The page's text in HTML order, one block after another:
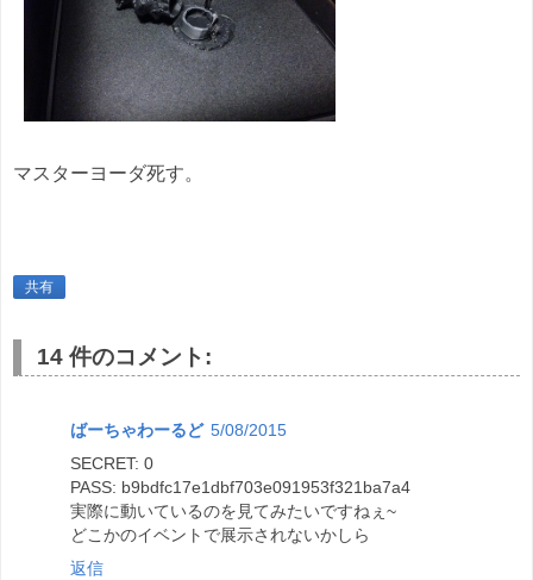
マスターヨーダ死す。
共有
14 件のコメント:
ばーちゃわーるど 5/08/2015
SECRET: 0
PASS: b9bdfc17e1dbf703e091953f321ba7a4
実際に動いているのを見てみたいですねぇ~
どこかのイベントで展示されないかしら
返信